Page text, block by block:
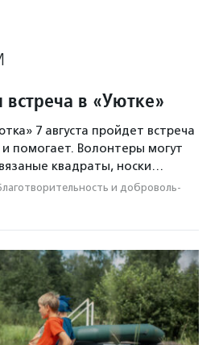
встреча в «Уютке»
7 августа пройдет встреча
помогает. Волонтеры могут
квадраты, носки…
и доброволь­